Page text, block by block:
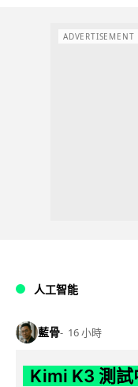
ADVERTISEMENT
人工智能
藍骨 16 小時
Kimi K3 測